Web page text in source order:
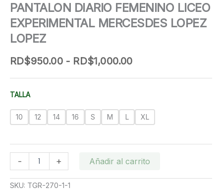
PANTALON DIARIO FEMENINO LICEO
EXPERIMENTAL MERCESDES LOPEZ
LOPEZ
RD$950.00 - RD$1,000.00Rango
precios:
hasta
RD$1,000.00
TALLA
10 12 14 16 S M L XL
-
PANTALON
FEMENINO
LICEO
+ Añadir al carrito
SKU: TGR-270-1-1